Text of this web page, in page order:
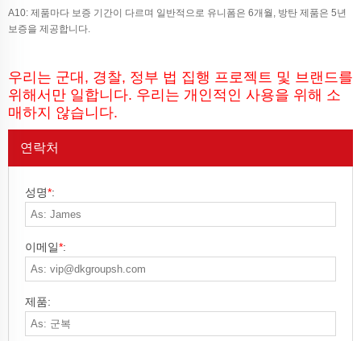
A10: 제품마다 보증 기간이 다르며 일반적으로 유니폼은 6개월, 방탄 제품은 5년
보증을 제공합니다.
우리는 군대, 경찰, 정부 법 집행 프로젝트 및 브랜드를
위해서만 일합니다. 우리는 개인적인 사용을 위해 소
매하지 않습니다.
연락처
성명*:
이메일*:
제품: